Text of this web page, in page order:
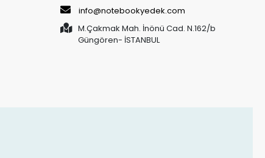
info@notebookyedek.com
M.Çakmak Mah. İnönü Cad. N.162/b
Güngören- İSTANBUL